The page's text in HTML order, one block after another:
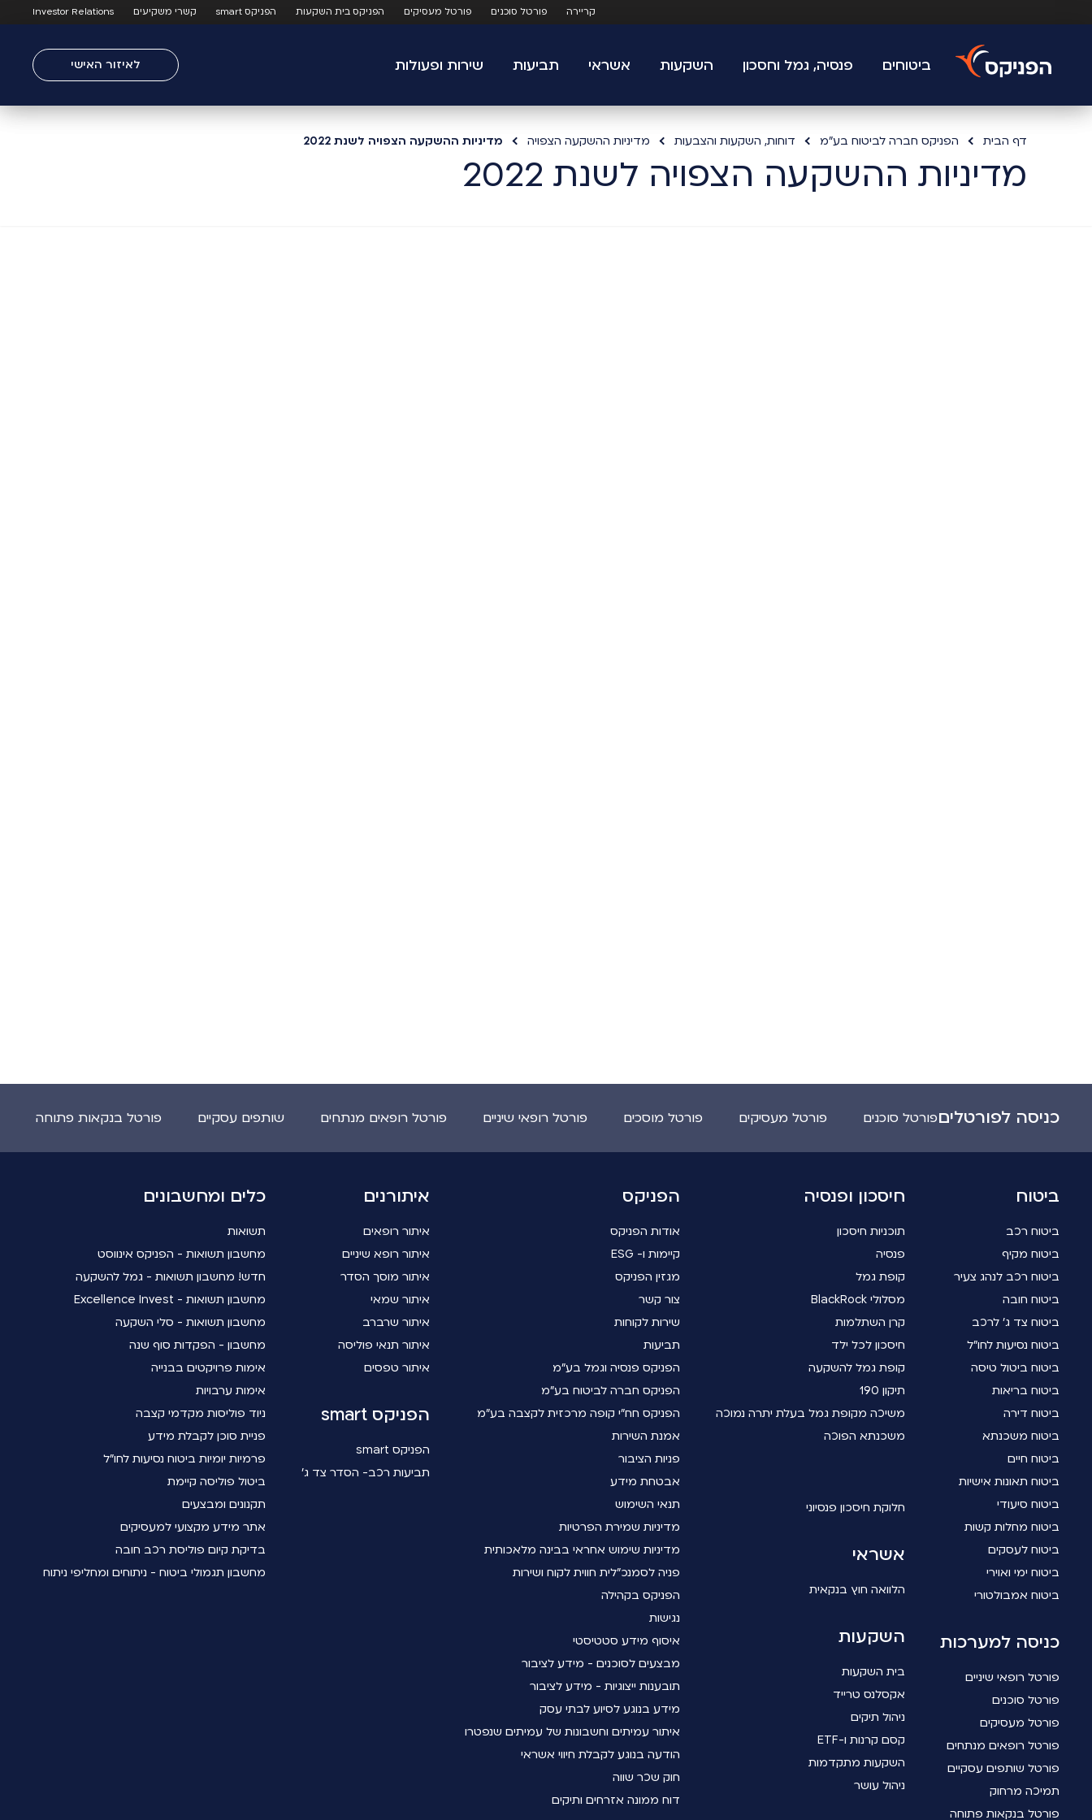
קריירה פורטל סוכנים פורטל מעסיקים הפניקס בית השקעות הפניקס smart קשרי משקיעים Investor Relations
ביטוחים פנסיה, גמל וחסכון השקעות אשראי תביעות שירות ופעולות לאיזור האישי
דף הבית הפניקס חברה לביטוח בע"מ דוחות, השקעות והצבעות מדיניות ההשקעה הצפויה מדיניות ההשקעה הצפויה לשנת 2022
מדיניות ההשקעה הצפויה לשנת 2022
כניסה לפורטליםפורטל סוכנים פורטל מעסיקים פורטל מוסכים פורטל רופאי שיניים פורטל רופאים מנתחים שותפים עסקיים פורטל בנקאות פתוחה
ביטוח
ביטוח רכב
ביטוח מקיף
ביטוח רכב לנהג צעיר
ביטוח חובה
ביטוח צד ג' לרכב
ביטוח נסיעות לחו"ל
ביטוח ביטול טיסה
ביטוח בריאות
ביטוח דירה
ביטוח משכנתא
ביטוח חיים
ביטוח תאונות אישיות
ביטוח סיעודי
ביטוח מחלות קשות
ביטוח לעסקים
ביטוח ימי ואוירי
ביטוח אמבולטורי
כניסה למערכות
פורטל רופאי שיניים
פורטל סוכנים
פורטל מעסיקים
פורטל רופאים מנתחים
פורטל שותפים עסקיים
תמיכה מרחוק
פורטל בנקאות פתוחה
חיסכון ופנסיה
תוכניות חיסכון
פנסיה
קופת גמל
מסלולי BlackRock
קרן השתלמות
חיסכון לכל ילד
קופת גמל להשקעה
תיקון 190
משיכה מקופת גמל בעלת יתרה נמוכה
משכנתא הפוכה
חלוקת חיסכון פנסיוני
אשראי
הלוואה חוץ בנקאית
השקעות
בית השקעות
אקסלנס טרייד
ניהול תיקים
קסם קרנות ו-ETF
השקעות מתקדמות
ניהול עושר
הפניקס
אודות הפניקס
קיימות ו- ESG
מגזין הפניקס
צור קשר
שירות לקוחות
תביעות
הפניקס פנסיה וגמל בע"מ
הפניקס חברה לביטוח בע"מ
הפניקס חח"י קופה מרכזית לקצבה בע"מ
אמנת השירות
פניות הציבור
אבטחת מידע
תנאי השימוש
מדיניות שמירת הפרטיות
מדיניות שימוש אחראי בבינה מלאכותית
פניה לסמנכ"לית חווית לקוח ושירות
הפניקס בקהילה
נגישות
איסוף מידע סטטיסטי
מבצעים לסוכנים - מידע לציבור
תובענות ייצוגיות - מידע לציבור
מידע בנוגע לסיוע לבתי עסק
איתור עמיתים וחשבונות של עמיתים שנפטרו
הודעה בנוגע לקבלת חיווי אשראי
חוק שכר שווה
דוח ממונה אזרחים ותיקים
איתורנים
איתור רופאים
איתור רופא שיניים
איתור מוסך הסדר
איתור שמאי
איתור שרברב
איתור תנאי פוליסה
איתור טפסים
הפניקס smart
הפניקס smart
תביעות רכב- הסדר צד ג'
כלים ומחשבונים
תשואות
מחשבון תשואות - הפניקס אינווסט
חדש! מחשבון תשואות - גמל להשקעה
מחשבון תשואות - Excellence Invest
מחשבון תשואות - סלי השקעה
מחשבון - הפקדות סוף שנה
אימות פרויקטים בבנייה
אימות ערבויות
ניוד פוליסות מקדמי קצבה
פניית סוכן לקבלת מידע
פרמיות יומיות ביטוח נסיעות לחו"ל
ביטול פוליסה קיימת
תקנונים ומבצעים
אתר מידע מקצועי למעסיקים
בדיקת קיום פוליסת רכב חובה
מחשבון תגמולי ביטוח - ניתוחים ומחליפי ניתוח